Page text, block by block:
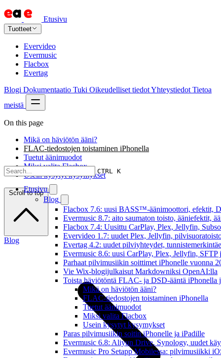
Etusivu
Tuotteet
Evervideo
Evermusic
Flacbox
Evertag
Blogi Dokumentaatio Tuki Oikeudelliset tiedotYhteystiedot Tietoa
meistä
CTRL K
Etusivu
Blog
Flacbox 7.6: uusi BASS™-äänimoottori, efektit,
Evermusic 8.7: aito saumaton toisto, ääniefektit,
Flacbox 7.4: Uusittu CarPlay, Plex, Jellyfin,
Evervideo 1.7: uudet Plex, Jellyfin,
Evertag 4.2: uudet pilviyhteydet,
Evermusic 8.6: uusi CarPlay, Plex, Jellyfin, SFTP
Parhaat pilvimusiikin soittimet iPhonelle vuonna
Vie Wix-blogijulkaisut Markdowniksi OpenAI:lla
Toista häviötöntä FLAC- ja DSD-ääntä iPhonella
Mikä on häviötön ääni?
FLAC-tiedostojen toistaminen iPhonella
Tuetut äänimuodot
Miksi valita Flacbox
Usein kysytyt kysymykset
Paras pilvimusiikin soitin iPhonelle ja iPadille
Evermusic 6.8: Aliyun Drive, Synology, uudet
Evermusic Pro Setapp Mobilessa: pilvimusiikki
On this page
Mikä on häviötön ääni?
FLAC-tiedostojen toistaminen iPhonella
Tuetut äänimuodot
Miksi valita Flacbox
Usein kysytyt kysymykset
Scroll to top
Blog